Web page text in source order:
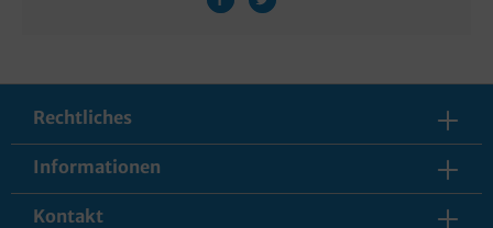
Rechtliches
Informationen
Kontakt